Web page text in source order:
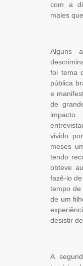
com a
males
Alguns
foi tema
pública
e
de
vivido
meses
tendo
obteve
fazê-lo
tempo
de um
desistir
A